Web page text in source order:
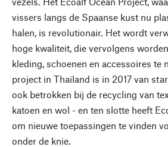
vissers langs de Spaanse kust nu
halen, is revolutionair. Het wordt
hoge kwaliteit, die vervolgens
kleding, schoenen en accessoires te
project in Thailand is in 2017 van
ook betrokken bij de recycling van
katoen en wol - en ten slotte heeft
om nieuwe toepassingen te vinden
onder de knie.